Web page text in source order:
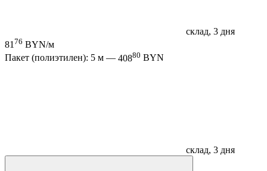
склад, 3 дня
81 76 BYN/м
Пакет (полиэтилен): 5 м — 40880 BYN
склад, 3 дня